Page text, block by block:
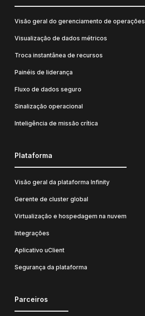
Visão geral do gerenciamento de operações
Visualização de dados métricos
Troca instantânea de recursos
Painéis de liderança
Fluxo de dados seguro
Sinalização operacional
Inteligência de missão crítica
Plataforma
Visão geral da plataforma Infinity
Gerente de cluster global
Virtualização e hospedagem na nuvem
Integrações
Aplicativo uClient
Segurança da plataforma
Parceiros